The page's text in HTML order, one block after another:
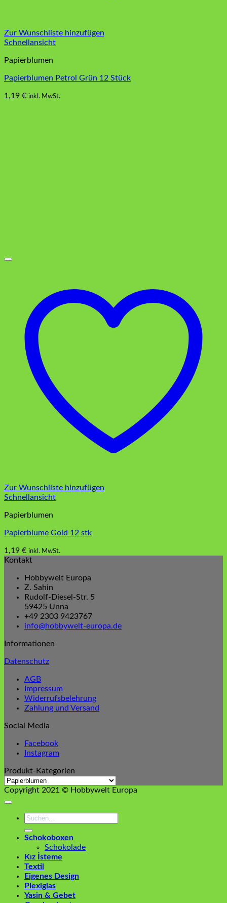
Zur Wunschliste hinzufügen
Schnellansicht
Papierblumen
Papierblumen Petrol Grün 12 Stück
1,19 € inkl. MwSt.
Zur Wunschliste hinzufügen
Schnellansicht
Papierblumen
Papierblume Gold 12 stk
1,19 € inkl. MwSt.
Kontakt
Hobbywelt Europa
Z. Sahin
Rudolf-Diesel-Str. 5
59425 Unna
+49 2303 9423767
info@hobbywelt-europa.de
Informationen
Datenschutz
AGB
Impressum
Widerrufsbelehrung
Zahlung und Versand
Social Media
Facebook
Instagram
Produkt-Kategorien
Copyright 2021 © Hobbywelt Europa
Suchen
Schokoboxen
Schokolade
Kız İsteme
Textil
Eigenes Design
Plexiglas
Yasin & Gebet